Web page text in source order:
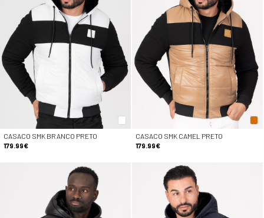
CASACO SMK BRANCO PRETO
179.99€
CASACO SMK CAMEL PRETO
179.99€